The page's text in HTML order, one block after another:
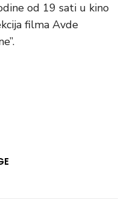
od 19 sati u kino
filma Avde